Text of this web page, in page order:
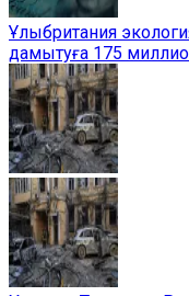
Ұлыбритания
дамытуға 175